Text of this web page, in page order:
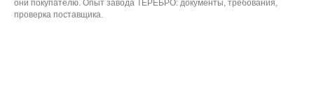
они покупателю. Опыт завода ТЕРЕБРО: документы, требования,
проверка поставщика.